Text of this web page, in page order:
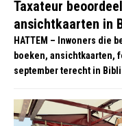
Taxateur
ansichtkaarten in
HATTEM – Inwoners die
boeken, ansichtkaarten,
september terecht in